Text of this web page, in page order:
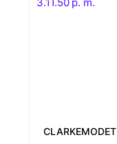
CLARKEMODET